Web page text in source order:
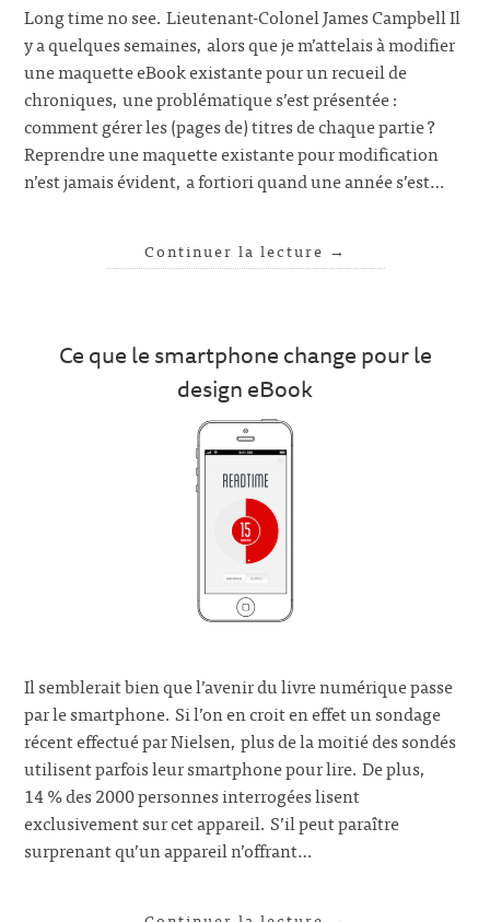
Long time no see. Lieutenant-Colonel James Campbell Il
y a quelques semaines, alors que je m’attelais à modifier
une maquette eBook existante pour un recueil de
chroniques, une problématique s’est présentée :
comment gérer les (pages de) titres de chaque partie ?
Reprendre une maquette existante pour modification
n’est jamais évident, a fortiori quand une année s’est…
Continuer la lecture →
Ce que le smartphone change pour le
design eBook
Il semblerait bien que l’avenir du livre numérique passe
par le smartphone. Si l’on en croit en effet un sondage
récent effectué par Nielsen, plus de la moitié des sondés
utilisent parfois leur smartphone pour lire. De plus,
14 % des 2000 personnes interrogées lisent
exclusivement sur cet appareil. S’il peut paraître
surprenant qu’un appareil n’offrant…